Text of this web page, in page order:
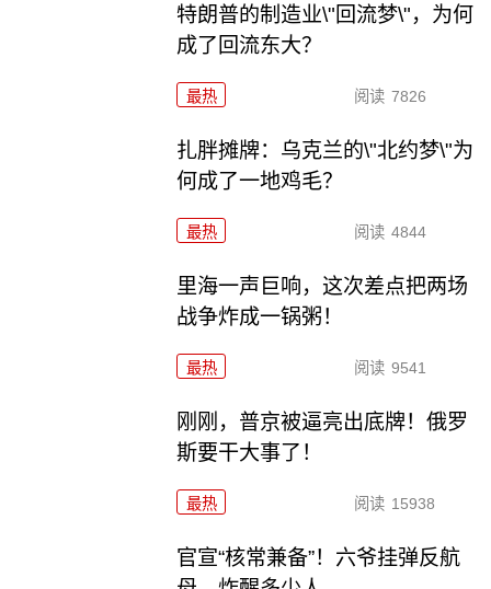
特朗普的制造业\"回流梦\"，为何
成了回流东大？
最热 阅读 7826
扎胖摊牌：乌克兰的\"北约梦\"为
何成了一地鸡毛？
最热 阅读 4844
里海一声巨响，这次差点把两场
战争炸成一锅粥！
最热 阅读 9541
刚刚，普京被逼亮出底牌！俄罗
斯要干大事了！
最热 阅读 15938
官宣“核常兼备”！六爷挂弹反航